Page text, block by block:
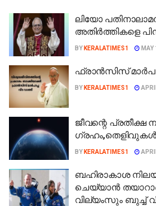
ലിയോ
അതിർത്തികളെ
BY KERALATIMES1 MAY
ഫ്രാൻസിസ്
BY KERALATIMES1
ജീവന്റെ
ഗ്രഹം,തെളിവുകൾ
BY KERALATIMES1
ബഹിരാകാശ
ചെയ്യാൻ
വില്യംസും ബുച്ച്